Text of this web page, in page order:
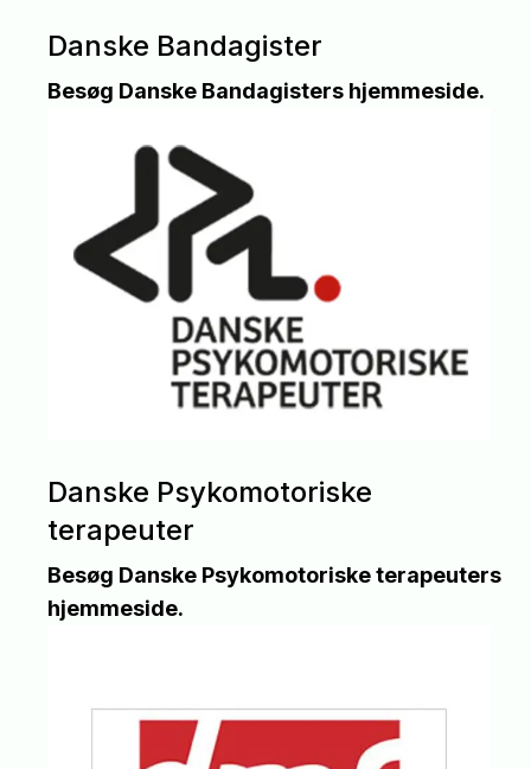
Danske Bandagister
Besøg Danske Bandagisters hjemmeside.
Danske Psykomotoriske
terapeuter
Besøg Danske Psykomotoriske terapeuters
hjemmeside.